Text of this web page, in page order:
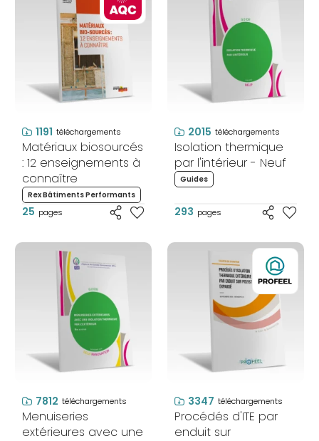
1191 téléchargements
Matériaux biosourcés
: 12 enseignements à
connaître
Rex Bâtiments Performants
25 pages
2015 téléchargements
Isolation thermique
par l'intérieur - Neuf
Guides
293 pages
7812 téléchargements
Menuiseries
extérieures avec une
3347 téléchargements
Procédés d'ITE par
enduit sur